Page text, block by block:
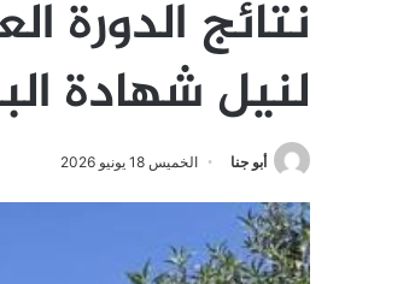
نتائج الدورة
لنيل شهادة
أبو جنا الخميس 18 يونيو 2026